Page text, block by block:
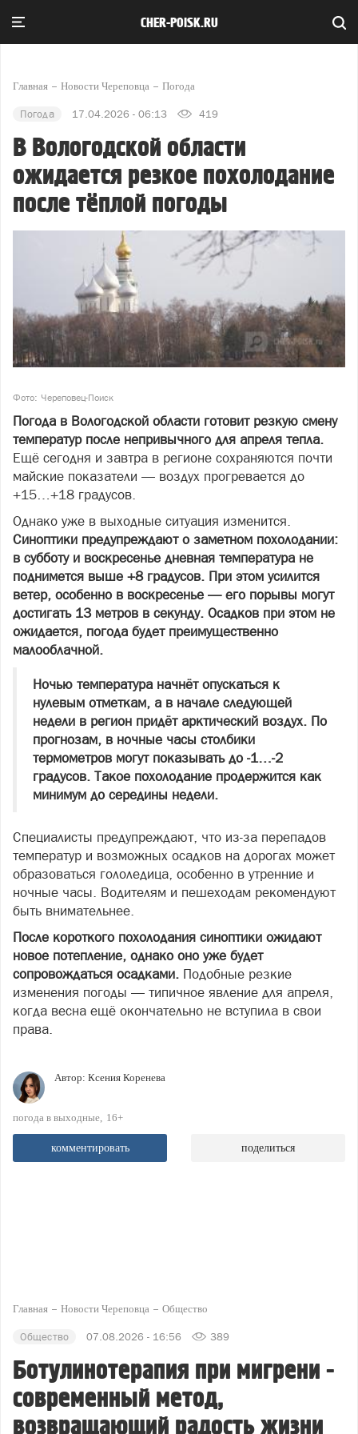
CHER-POISK.RU
Главная Новости Череповца Погода
Погода 17.04.2026 - 06:13 419
В Вологодской области
ожидается резкое похолодание
после тёплой погоды
Фото: Череповец-Поиск
Погода в Вологодской области готовит резкую смену
температур после непривычного для апреля тепла.
Ещё сегодня и завтра в регионе сохраняются почти
майские показатели — воздух прогревается до
+15…+18 градусов.
Однако уже в выходные ситуация изменится.
Синоптики предупреждают о заметном похолодании:
в субботу и воскресенье дневная температура не
поднимется выше +8 градусов. При этом усилится
ветер, особенно в воскресенье — его порывы могут
достигать 13 метров в секунду. Осадков при этом не
ожидается, погода будет преимущественно
малооблачной.
Ночью температура начнёт опускаться к
нулевым отметкам, а в начале следующей
недели в регион придёт арктический воздух. По
прогнозам, в ночные часы столбики
термометров могут показывать до -1…-2
градусов. Такое похолодание продержится как
минимум до середины недели.
Специалисты предупреждают, что из-за перепадов
температур и возможных осадков на дорогах может
образоваться гололедица, особенно в утренние и
ночные часы. Водителям и пешеходам рекомендуют
быть внимательнее.
После короткого похолодания синоптики ожидают
новое потепление, однако оно уже будет
сопровождаться осадками. Подобные резкие
изменения погоды — типичное явление для апреля,
когда весна ещё окончательно не вступила в свои
права.
Автор: Ксения Коренева
погода в выходные 16+
комментировать поделиться
Главная Новости Череповца Общество
Общество 07.08.2026 - 16:56 389
Ботулинотерапия при мигрени -
современный метод,
возвращающий радость жизни